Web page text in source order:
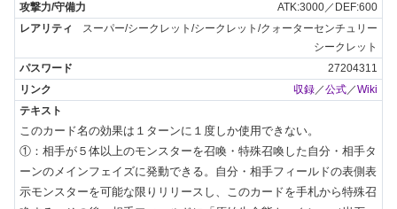
ATK:3000／DEF:600
スーパー/シークレット/シークレット/クォーターセンチュリー
シークレット
27204311
収録／公式／Wiki
このカード名の効果は１ターンに１度しか使用できない。
①：相手が５体以上のモンスターを召喚・特殊召喚した自分・相手タ
ーンのメインフェイズに発動できる。自分・相手フィールドの表側表
示モンスターを可能な限りリリースし、このカードを手札から特殊召